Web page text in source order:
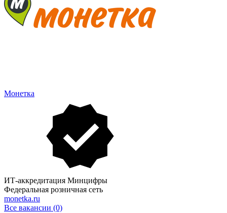
Монетка
ИТ-аккредитация Минцифры
Федеральная розничная сеть
monetka.ru
Все вакансии (0)